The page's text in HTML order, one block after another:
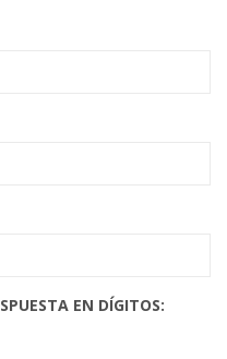
EN DÍGITOS: